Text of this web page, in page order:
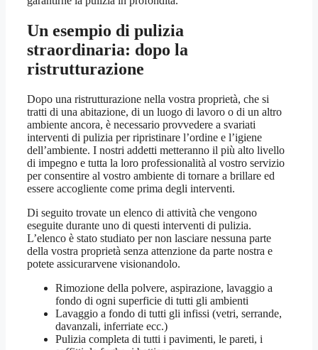
Un esempio di pulizia
straordinaria: dopo la
ristrutturazione
Dopo una ristrutturazione nella vostra proprietà, che si
tratti di una abitazione, di un luogo di lavoro o di un altro
ambiente ancora, è necessario provvedere a svariati
interventi di pulizia per ripristinare l’ordine e l’igiene
dell’ambiente. I nostri addetti metteranno il più alto livello
di impegno e tutta la loro professionalità al vostro servizio
per consentire al vostro ambiente di tornare a brillare ed
essere accogliente come prima degli interventi.
Di seguito trovate un elenco di attività che vengono
eseguite durante uno di questi interventi di pulizia.
L’elenco è stato studiato per non lasciare nessuna parte
della vostra proprietà senza attenzione da parte nostra e
potete assicurarvene visionandolo.
Rimozione della polvere, aspirazione, lavaggio a
fondo di ogni superficie di tutti gli ambienti
Lavaggio a fondo di tutti gli infissi (vetri, serrande,
davanzali, inferriate ecc.)
Pulizia completa di tutti i pavimenti, le pareti, i